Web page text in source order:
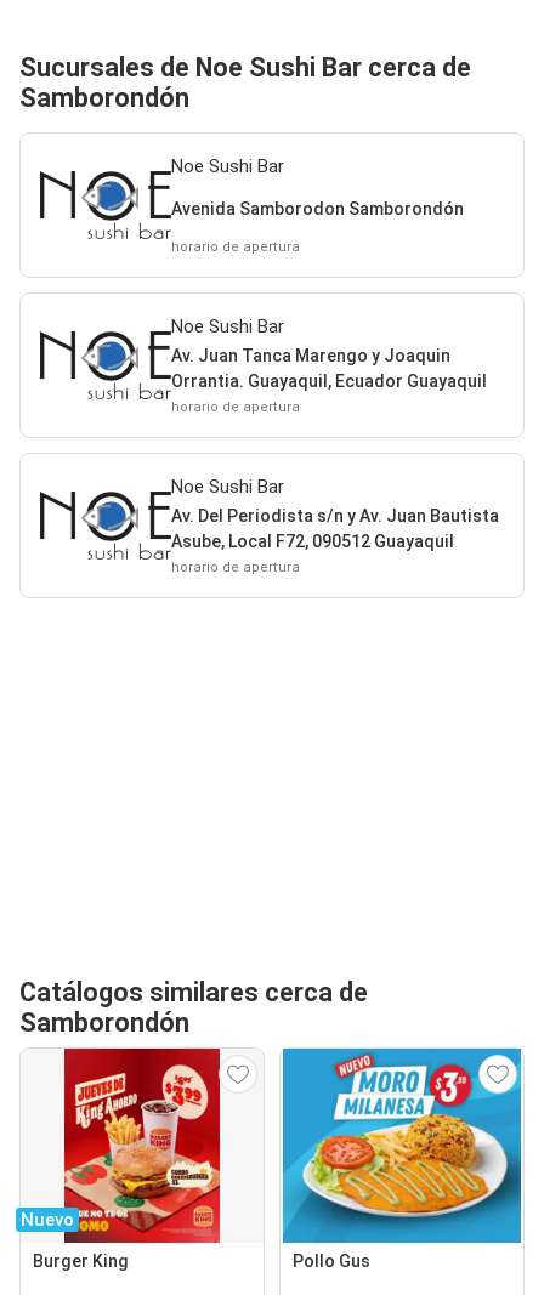
Sucursales de Noe Sushi Bar cerca de
Samborondón
Noe Sushi Bar
Avenida Samborodon Samborondón
horario de apertura
Noe Sushi Bar
Av. Juan Tanca Marengo y Joaquin
Orrantia. Guayaquil, Ecuador Guayaquil
horario de apertura
Noe Sushi Bar
Av. Del Periodista s/n y Av. Juan Bautista
Asube, Local F72, 090512 Guayaquil
horario de apertura
Catálogos similares cerca de
Samborondón
Nuevo
Burger King Pollo Gus